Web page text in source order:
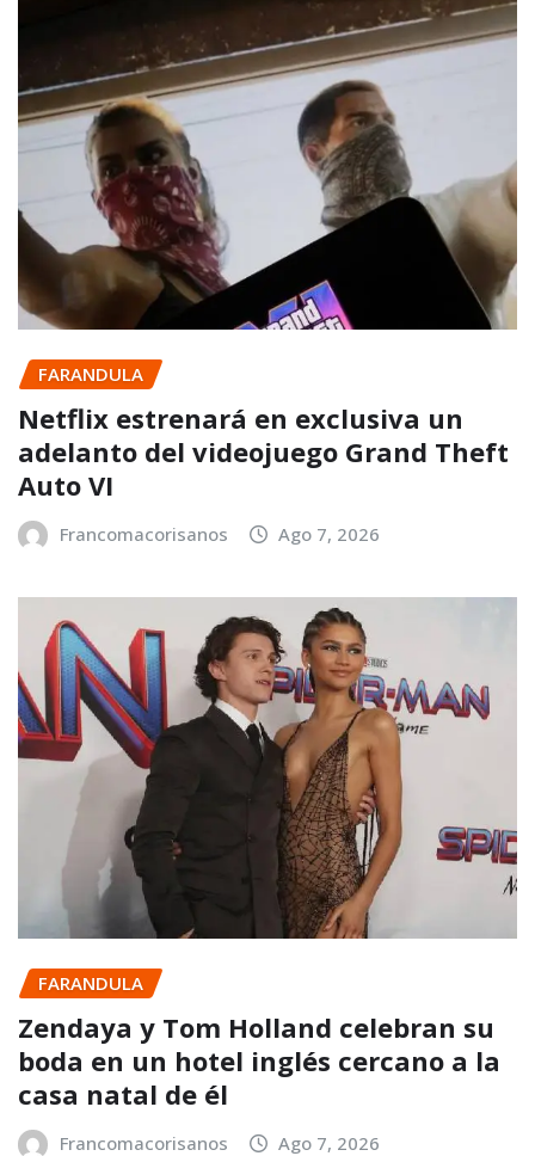
FARANDULA
Netflix estrenará en exclusiva un
adelanto del videojuego Grand Theft
Auto VI
Francomacorisanos Ago 7, 2026
FARANDULA
Zendaya y Tom Holland celebran su
boda en un hotel inglés cercano a la
casa natal de él
Francomacorisanos Ago 7, 2026